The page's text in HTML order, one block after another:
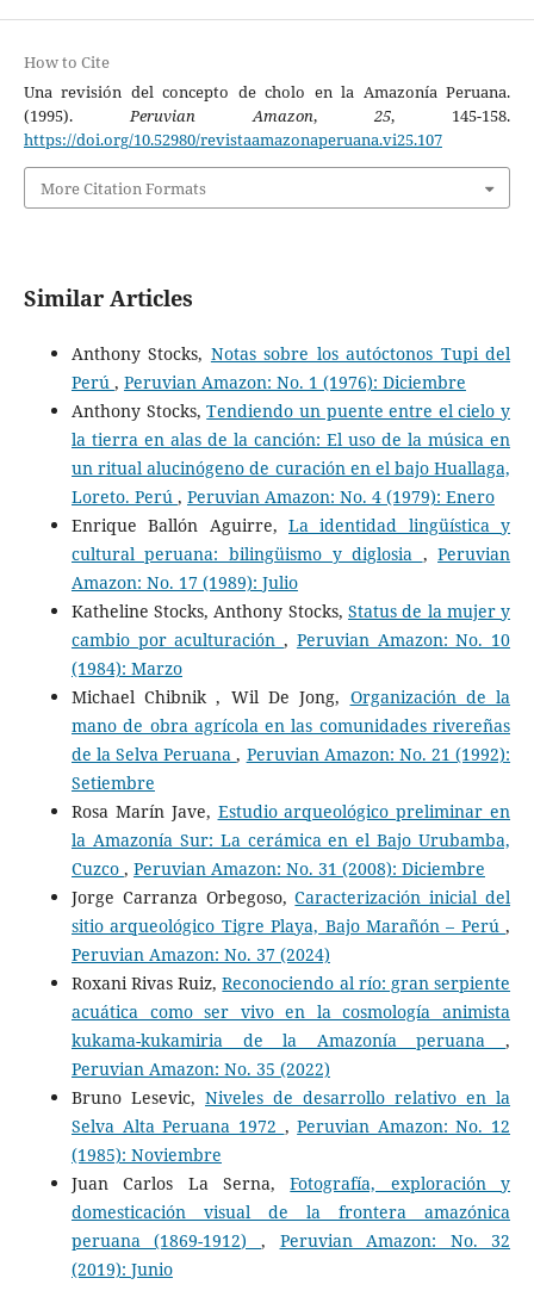
How to Cite
Una revisión del concepto de cholo en la Amazonía Peruana.
(1995).Peruvian Amazon,25, 145-158.
https://doi.org/10.52980/revistaamazonaperuana.vi25.107
More Citation Formats
Similar Articles
Anthony Stocks, Notas sobre los autóctonos Tupi del
Perú , Peruvian Amazon: No. 1 (1976): Diciembre
Anthony Stocks,Tendiendo un puente entre el cielo y
la tierra en alas de la canción: El uso de la música en
un ritual alucinógeno de curación en el bajo Huallaga,
Loreto. Perú , Peruvian Amazon: No. 4 (1979): Enero
Enrique Ballón Aguirre, La identidad lingüística y
cultural peruana: bilingüismo y diglosia ,Peruvian
Amazon: No. 17 (1989): Julio
Katheline Stocks, Anthony Stocks, Status de la mujer y
cambio por aculturación, Peruvian Amazon: No. 10
(1984): Marzo
Michael Chibnik , Wil De Jong, Organización de la
mano de obra agrícola en las comunidades rivereñas
de la Selva Peruana, Peruvian Amazon: No. 21 (1992):
Setiembre
Rosa Marín Jave, Estudio arqueológico preliminar en
la Amazonía Sur: La cerámica en el Bajo Urubamba,
Cuzco , Peruvian Amazon: No. 31 (2008): Diciembre
Jorge Carranza Orbegoso,Caracterización inicial del
sitio arqueológico Tigre Playa, Bajo Marañón – Perú,
Peruvian Amazon: No. 37 (2024)
Roxani Rivas Ruiz,Reconociendo al río: gran serpiente
acuática como ser vivo en la cosmología animista
kukama-kukamiria de la Amazonía peruana,
Peruvian Amazon: No. 35 (2022)
Bruno Lesevic, Niveles de desarrollo relativo en la
Selva Alta Peruana 1972 ,Peruvian Amazon: No. 12
(1985): Noviembre
Juan Carlos La Serna,Fotografía, exploración y
domesticación visual de la frontera amazónica
peruana (1869-1912) , Peruvian Amazon: No. 32
(2019): Junio